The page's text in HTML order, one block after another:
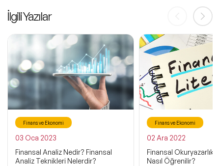
İlgili Yazılar
Finans ve Ekonomi
03 Oca 2023
Finansal Analiz Nedir? Finansal
Analiz Teknikleri Nelerdir?
Finans ve Ekonomi
02 Ara 2022
Finansal Okuryazarlık
Nasıl Öğrenilir?